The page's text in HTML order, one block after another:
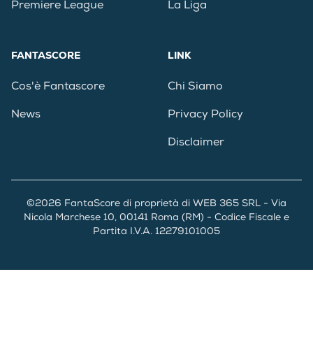
Premiere League La Liga
FANTASCORE
Cos'è Fantascore
News
LINK
Chi Siamo
Privacy Policy
Disclaimer
©2026 FantaScore di proprietà di WEB 365 SRL - Via
Nicola Marchese 10, 00141 Roma (RM) - Codice Fiscale e
Partita I.V.A. 12279101005